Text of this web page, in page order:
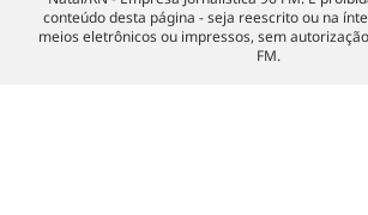
conteúdo desta página - seja reescrito ou na
meios eletrônicos ou impressos, sem
FM.